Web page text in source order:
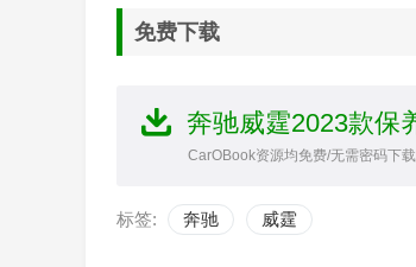
免费下载
奔驰威霆2023款保
CarOBook资源均免费/无需密码下
标签: 奔驰 威霆